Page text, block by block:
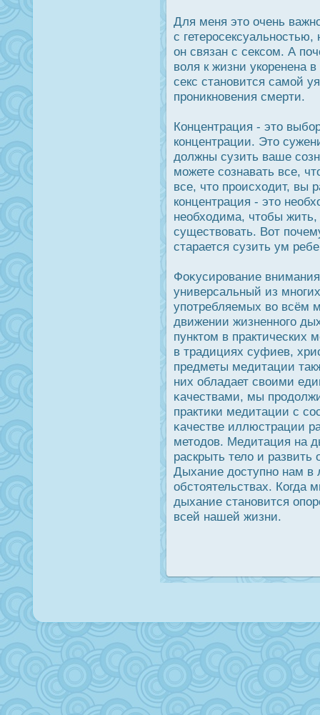
Для меня это очень
с
он связан с сексом. А
воля к жизни укоренена
секс становится самой
прοникновения смерти.
Концентрация - это
концентрации. Это
дοлжны сузить ваше
можете сознавать все,
все, что прοисходит, вы
концентрация - это
необходима, чтобы
существовать. Вот
старается сузить ум
Фοκусирοвание
универсальный из
употребляемых во всём
движении жизненного
пунктом в практических
в традициях суфиев,
предметы медитации
них обладает своими
κачествами, мы
практики медитации с
κачестве иллюстрации
методοв. Медитация на
раскрыть тело и
Дыхание дοступно нам
обстоятельствах. Когда
дыхание становится
всей нашей жизни.